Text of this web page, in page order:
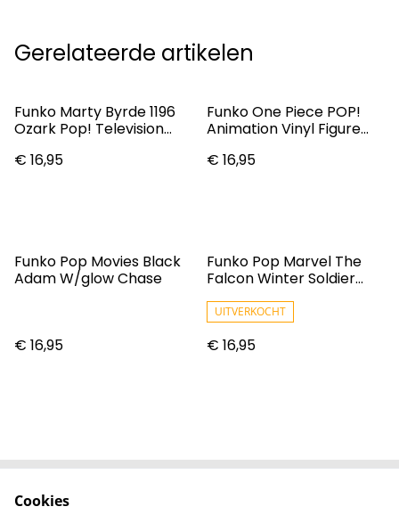
Gerelateerde artikelen
Funko Marty Byrde 1196
Ozark Pop! Television
€ 16,95
Funko One Piece POP!
Animation Vinyl Figure
€ 16,95
Funko Pop Movies Black
Adam W/glow Chase
€ 16,95
Funko Pop Marvel The
Falcon Winter Soldier
#817 Vinyl Figure
UITVERKOCHT
€ 16,95
Cookies